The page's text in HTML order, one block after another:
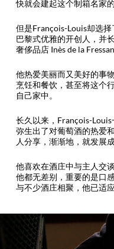
快就会建起这个制箱名家
但是François-Louis却选
巴黎式优雅的开创人，并
奢侈品店 Inès de la
他热爱美丽而又美好的事
烹饪和餐饮，甚至将这个
自己家中。
长久以来，François-
弥生出了对葡萄酒的热爱
人分享，渐渐地，就发展
他喜欢在酒庄中与主人交
他都无差别，重要的是口
与不少酒庄相聚，他已适